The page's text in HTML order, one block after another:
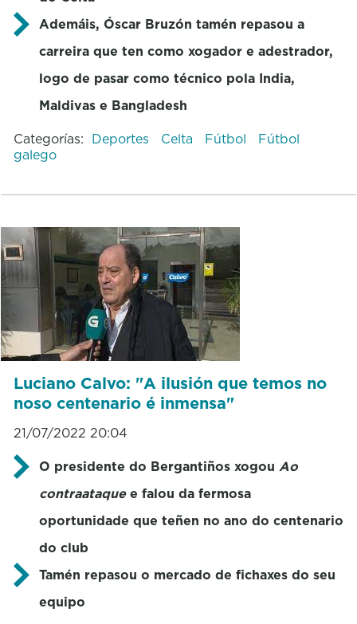
Ademáis, Óscar Bruzón tamén repasou a
carreira que ten como xogador e adestrador,
logo de pasar como técnico pola India,
Maldivas e Bangladesh
Categorías: Deportes Celta Fútbol
Fútbol
galego
Luciano Calvo: "A ilusión que temos no
noso centenario é inmensa"
21/07/2022 20:04
O presidente do Bergantiños xogou Ao
contraataquee falou da fermosa
oportunidade que teñen no ano do centenario
do club
Tamén repasou o mercado de fichaxes do seu
equipo